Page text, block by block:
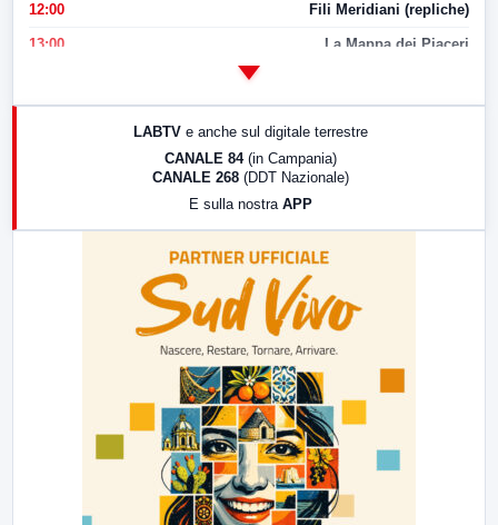
12:00 Fili Meridiani (repliche)
13:00 La Mappa dei Piaceri
LABTV e anche sul digitale terrestre
CANALE 84 (in Campania)
CANALE 268 (DDT Nazionale)
E sulla nostra APP